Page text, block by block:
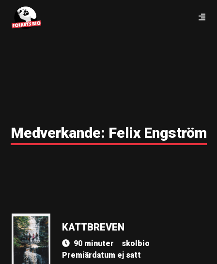
Medverkande: Felix Engström
KATTBREVEN
90 minuter
skolbio
Premiärdatum ej satt